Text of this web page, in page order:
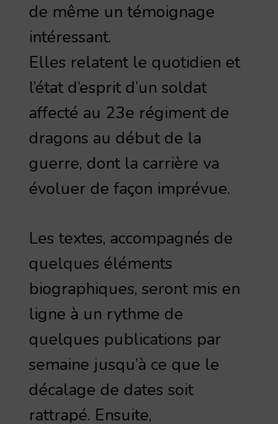
de même un témoignage
intéressant.
Elles relatent le quotidien et
l’état d’esprit d’un soldat
affecté au 23e régiment de
dragons au début de la
guerre, dont la carrière va
évoluer de façon imprévue.
Les textes, accompagnés de
quelques éléments
biographiques, seront mis en
ligne à un rythme de
quelques publications par
semaine jusqu’à ce que le
décalage de dates soit
rattrapé. Ensuite,